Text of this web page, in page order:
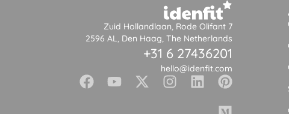
Zuid Hollandlaan, Rode Olifant 7
2596 AL, Den Haag, The Netherlands
+31 6 27436201
hello@idenfit.com